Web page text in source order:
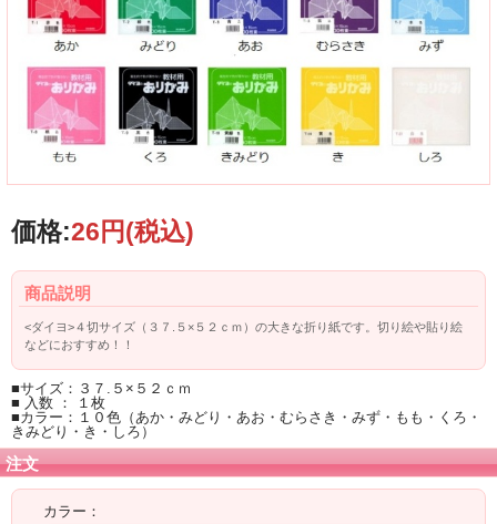
価格:26円(税込)
商品説明
<ダイヨ>４切サイズ（３７.５×５２ｃｍ）の大きな折り紙です。切り絵や貼り絵
などにおすすめ！！
■サイズ：３７.５×５２ｃｍ
■ 入数 ： １枚
■カラー：１０色（あか・みどり・あお・むらさき・みず・もも・くろ・
きみどり・き・しろ）
注文
カラー：